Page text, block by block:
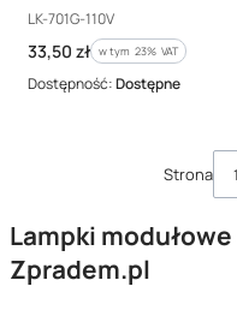
Kod producenta
LK-701G-110V
Cena brutto
33,50 zł w tym %s VAT
w tym 23% VAT
Dostępność:Dostępne
Strona
Lampki
Zpradem.pl